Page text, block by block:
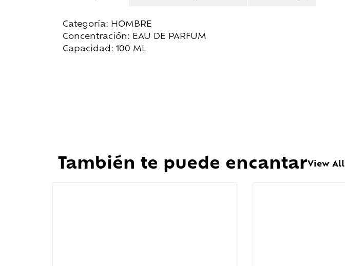
Categoría: HOMBRE
Concentración: EAU DE PARFUM
Capacidad: 100 ML
También te puede encantarView All